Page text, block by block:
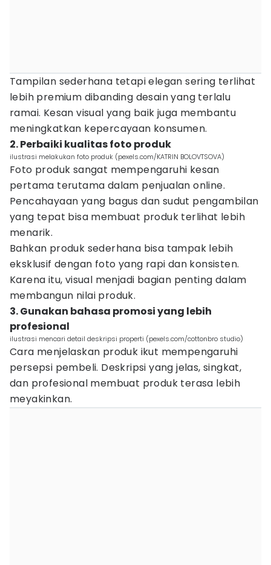
Tampilan sederhana tetapi elegan sering terlihat
lebih premium dibanding desain yang terlalu
ramai. Kesan visual yang baik juga membantu
meningkatkan kepercayaan konsumen.
2. Perbaiki kualitas foto produk
ilustrasi melakukan foto produk (pexels.com/KATRIN BOLOVTSOVA)
Foto produk sangat mempengaruhi kesan
pertama terutama dalam penjualan online.
Pencahayaan yang bagus dan sudut pengambilan
yang tepat bisa membuat produk terlihat lebih
menarik.
Bahkan produk sederhana bisa tampak lebih
eksklusif dengan foto yang rapi dan konsisten.
Karena itu, visual menjadi bagian penting dalam
membangun nilai produk.
3. Gunakan bahasa promosi yang lebih
profesional
ilustrasi mencari detail deskripsi properti (pexels.com/cottonbro studio)
Cara menjelaskan produk ikut mempengaruhi
persepsi pembeli. Deskripsi yang jelas, singkat,
dan profesional membuat produk terasa lebih
meyakinkan.